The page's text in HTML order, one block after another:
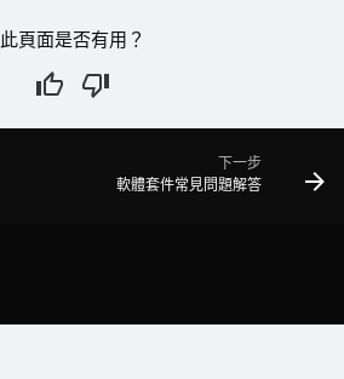
此頁面是否有用？
下一步
軟體套件常見問題解答